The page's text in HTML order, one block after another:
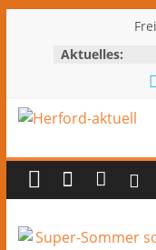
springen
Aktuelles:
aktuell
Nachrichten